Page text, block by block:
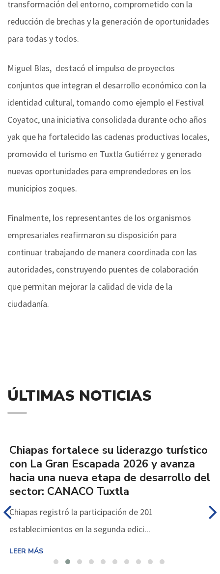
transformación del entorno, comprometido con la
reducción de brechas y la generación de oportunidades
para todas y todos.
Miguel Blas, destacó el impulso de proyectos
conjuntos que integran el desarrollo económico con la
identidad cultural, tomando como ejemplo el Festival
Coyatoc, una iniciativa consolidada durante ocho años
yak que ha fortalecido las cadenas productivas locales,
promovido el turismo en Tuxtla Gutiérrez y generado
nuevas oportunidades para emprendedores en los
municipios zoques.
Finalmente, los representantes de los organismos
empresariales reafirmaron su disposición para
continuar trabajando de manera coordinada con las
autoridades, construyendo puentes de colaboración
que permitan mejorar la calidad de vida de la
ciudadanía.
ÚLTIMAS NOTICIAS
Chiapas fortalece su liderazgo turístico
con La Gran Escapada 2026 y avanza
hacia una nueva etapa de desarrollo del
sector: CANACO Tuxtla
Chiapas registró la participación de 201
establecimientos en la segunda edici...
LEER MÁS